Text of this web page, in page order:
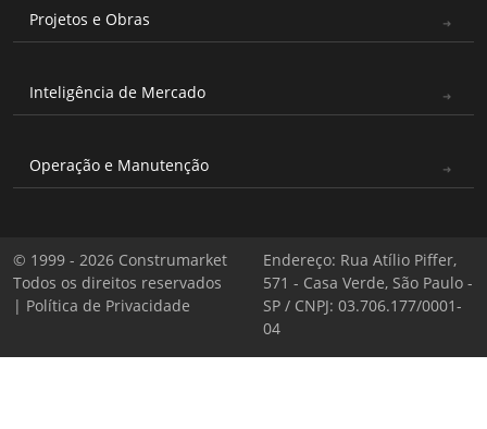
Projetos e Obras
Inteligência de Mercado
Operação e Manutenção
© 1999 - 2026 Construmarket
Todos os direitos reservados
| Política de Privacidade
Endereço: Rua Atílio Piffer,
571 - Casa Verde, São Paulo -
SP / CNPJ: 03.706.177/0001-
04